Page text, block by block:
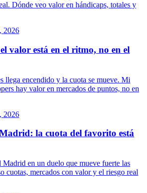
Dónde veo valor en hándicaps, totales y
2026
valor está en el ritmo, no en el
llega encendido y la cuota se mueve. Mi
hay valor en mercados de puntos, no en
2026
la cuota del favorito está
Madrid en un duelo que mueve fuerte las
cuotas, mercados con valor y el riesgo real